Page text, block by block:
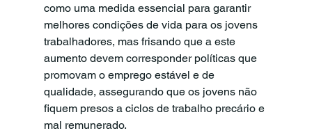
como uma medida essencial para garantir
melhores condições de vida para os jovens
trabalhadores, mas frisando que a este
aumento devem corresponder políticas que
promovam o emprego estável e de
qualidade, assegurando que os jovens não
fiquem presos a ciclos de trabalho precário e
mal remunerado.